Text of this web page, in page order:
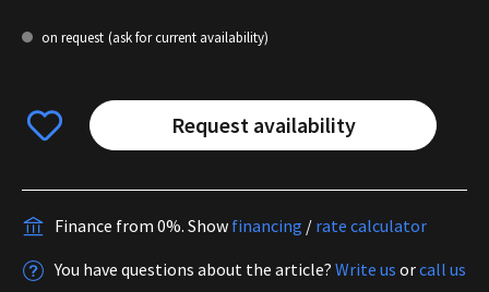
on request (ask for current availability)
Request availability
Finance from 0%. Show financing / rate calculator
You have questions about the article? Write us orcall us